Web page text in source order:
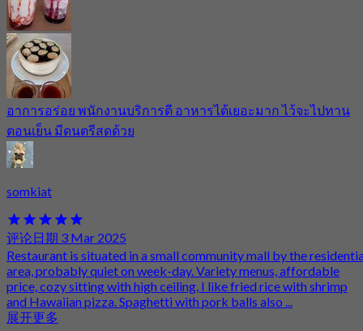
อาการอร่อย พนักงานบริการดี อาหารได้เยอะมาก ไว้จะไปทาน
ตอนเย็น มีดนตรีสดด้วย
somkiat
评论日期 3 Mar 2025
Restaurant is situated in a small community mall by the
area, probably quiet on week-day. Variety menus, affordable
price, cozy sitting with high ceiling, I like fried rice with shrimp
and Hawaiian pizza. Spaghetti with pork balls also ...
展开更多